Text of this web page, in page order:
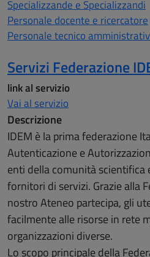
Specializzande e Specializzandi
Personale docente e ricercatore
Personale tecnico
Servizi Federazione
link al servizio
Vai al servizio
Descrizione
IDEM è la prima federazione
Autenticazione e
enti della comunità scientifica
fornitori di servizi. Grazie alla
nostro Ateneo partecipa, gli
facilmente alle risorse in rete
organizzazioni diverse.
Lo scopo principale della